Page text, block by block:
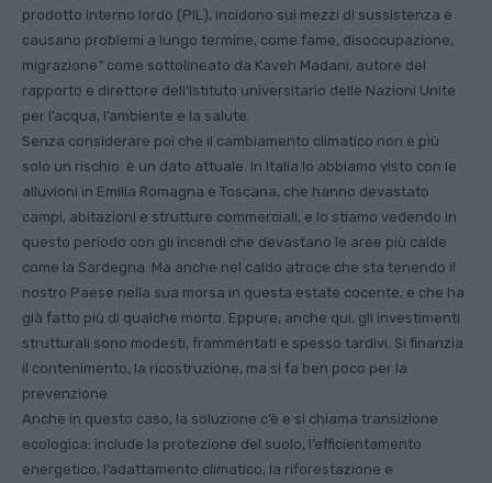
prodotto interno lordo (PIL), incidono sui mezzi di sussistenza e
causano problemi a lungo termine, come fame, disoccupazione,
migrazione” come sottolineato da Kaveh Madani, autore del
rapporto e direttore dell’Istituto universitario delle Nazioni Unite
per l’acqua, l’ambiente e la salute.
Senza considerare poi che il cambiamento climatico non è più
solo un rischio: è un dato attuale. In Italia lo abbiamo visto con le
alluvioni in Emilia Romagna e Toscana, che hanno devastato
campi, abitazioni e strutture commerciali, e lo stiamo vedendo in
questo periodo con gli incendi che devastano le aree più calde
come la Sardegna. Ma anche nel caldo atroce che sta tenendo il
nostro Paese nella sua morsa in questa estate cocente, e che ha
già fatto più di qualche morto. Eppure, anche qui, gli investimenti
strutturali sono modesti, frammentati e spesso tardivi. Si finanzia
il contenimento, la ricostruzione, ma si fa ben poco per la
prevenzione.
Anche in questo caso, la soluzione c’è e si chiama transizione
ecologica: include la protezione del suolo, l’efficientamento
energetico, l’adattamento climatico, la riforestazione e